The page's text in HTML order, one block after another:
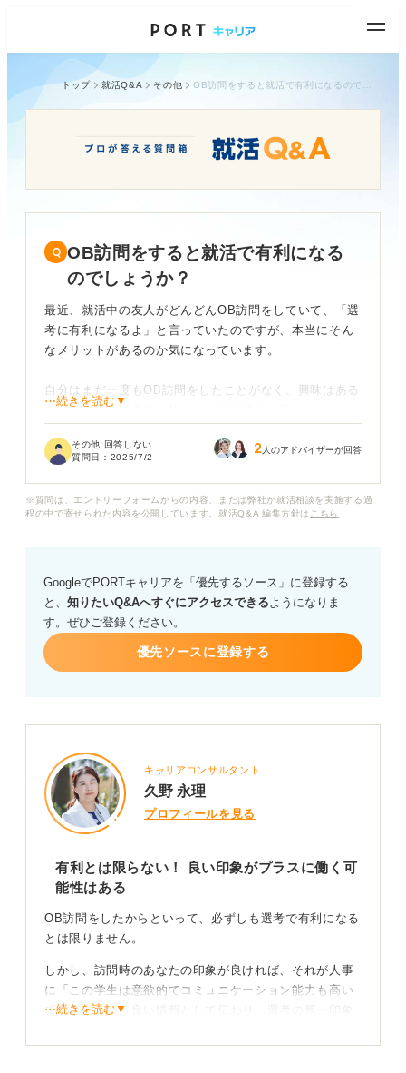
トップ 就活Q&A その他
OB訪問をすると就活で有利になる
のでしょうか？
最近、就活中の友人がどんどんOB訪問をしていて、「選
考に有利になるよ」と言っていたのですが、本当にそん
なメリットがあるのか気になっています。
自分はまだ一度もOB訪問をしたことがなく、興味はある
けど「連絡を取るのが怖い」「何を話せば良いかわから
しでも選考にプラスになるならやってみたいとも思って
OB訪問は、選考にどのような形で影響するのでしょう
⋯続きを読む▼
その他 回答しない
質問日： 2025/7/2 2 人のアドバイザーが回答
※質問は、エントリーフォームからの内容、または弊社が就活相談を実施する過
程の中で寄せられた内容を公開しています。就活Q&A 編集方針は こちら
GoogleでPORTキャリアを「優先するソース」に登録する
と、 知りたいQ&Aへすぐにアクセスできるようになりま
す。ぜひご登録ください。
優先ソースに登録する
キャリアコンサルタント
久野 永理
プロフィールを見る
有利とは限らない！ 良い印象がプラスに働く可
能性はある
OB訪問をしたからといって、必ずしも選考で有利になる
とは限りません。
しかし、訪問時のあなたの印象が良ければ、それが人事
に「この学生は意欲的でコミュニケーション能力も高い
ですよ」という良い情報として伝わり、選考の第一印象
⋯続きを読む▼